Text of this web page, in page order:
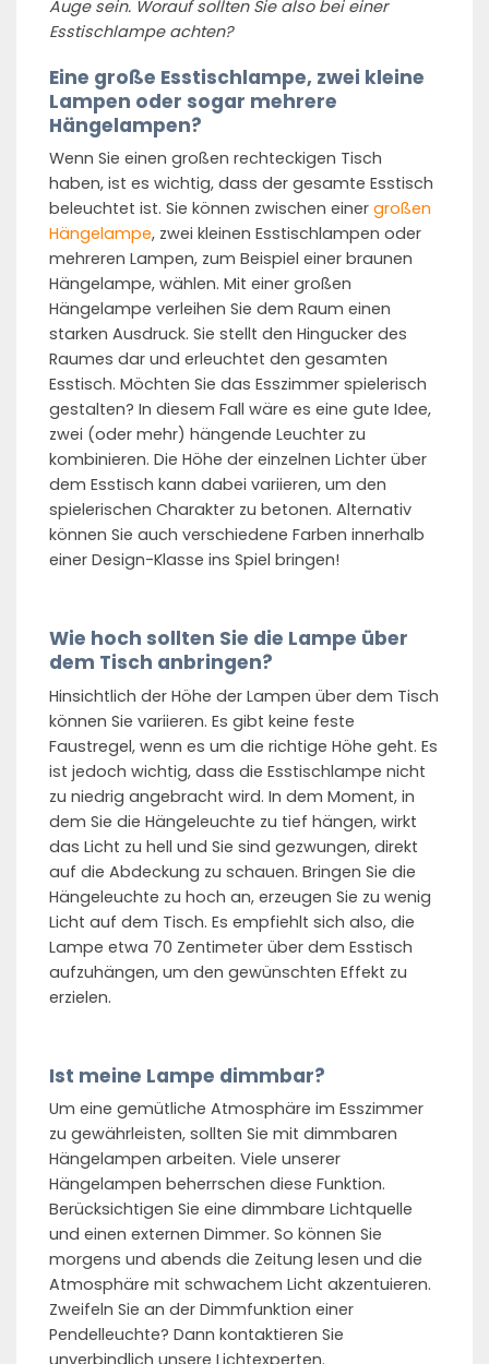
Auge sein. Worauf sollten Sie also bei einer
Esstischlampe achten?
Eine große Esstischlampe, zwei kleine
Lampen oder sogar mehrere
Hängelampen?
Wenn Sie einen großen rechteckigen Tisch
haben, ist es wichtig, dass der gesamte Esstisch
beleuchtet ist. Sie können zwischen einer großen
Hängelampe, zwei kleinen Esstischlampen oder
mehreren Lampen, zum Beispiel einer braunen
Hängelampe, wählen. Mit einer großen
Hängelampe verleihen Sie dem Raum einen
starken Ausdruck. Sie stellt den Hingucker des
Raumes dar und erleuchtet den gesamten
Esstisch. Möchten Sie das Esszimmer spielerisch
gestalten? In diesem Fall wäre es eine gute Idee,
zwei (oder mehr) hängende Leuchter zu
kombinieren. Die Höhe der einzelnen Lichter über
dem Esstisch kann dabei variieren, um den
spielerischen Charakter zu betonen. Alternativ
können Sie auch verschiedene Farben innerhalb
einer Design-Klasse ins Spiel bringen!
Wie hoch sollten Sie die Lampe über
dem Tisch anbringen?
Hinsichtlich der Höhe der Lampen über dem Tisch
können Sie variieren. Es gibt keine feste
Faustregel, wenn es um die richtige Höhe geht. Es
ist jedoch wichtig, dass die Esstischlampe nicht
zu niedrig angebracht wird. In dem Moment, in
dem Sie die Hängeleuchte zu tief hängen, wirkt
das Licht zu hell und Sie sind gezwungen, direkt
auf die Abdeckung zu schauen. Bringen Sie die
Hängeleuchte zu hoch an, erzeugen Sie zu wenig
Licht auf dem Tisch. Es empfiehlt sich also, die
Lampe etwa 70 Zentimeter über dem Esstisch
aufzuhängen, um den gewünschten Effekt zu
erzielen.
Ist meine Lampe dimmbar?
Um eine gemütliche Atmosphäre im Esszimmer
zu gewährleisten, sollten Sie mit dimmbaren
Hängelampen arbeiten. Viele unserer
Hängelampen beherrschen diese Funktion.
Berücksichtigen Sie eine dimmbare Lichtquelle
und einen externen Dimmer. So können Sie
morgens und abends die Zeitung lesen und die
Atmosphäre mit schwachem Licht akzentuieren.
Zweifeln Sie an der Dimmfunktion einer
Pendelleuchte? Dann kontaktieren Sie